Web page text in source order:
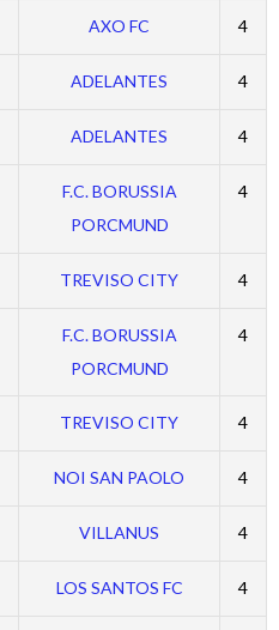
AXO FC 4
ADELANTES 4
ADELANTES 4
F.C. BORUSSIA
PORCMUND
4
TREVISO CITY 4
F.C. BORUSSIA
PORCMUND
4
TREVISO CITY 4
NOI SAN PAOLO 4
VILLANUS 4
LOS SANTOS FC 4